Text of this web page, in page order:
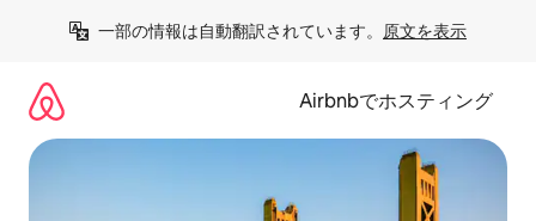
一部の情報は自動翻訳されています。 原文を表示
Airbnbでホスティング